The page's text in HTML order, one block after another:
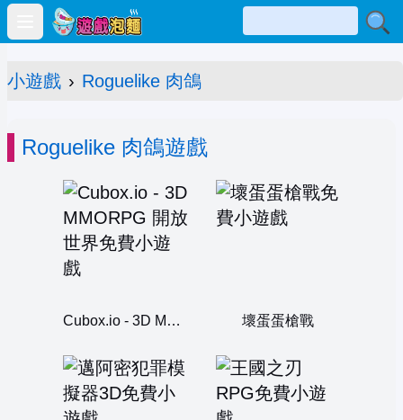
Open main menu
小遊戲 › Roguelike 肉鴿
Roguelike 肉鴿遊戲
Cubox.io - 3D MMORPG 開放世界 壞蛋蛋槍戰